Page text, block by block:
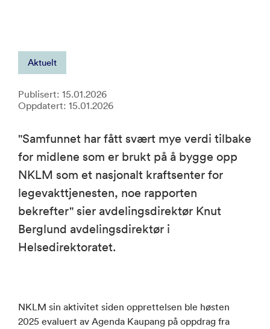
Aktuelt
Publisert: 15.01.2026
Oppdatert: 15.01.2026
"Samfunnet har fått svært mye verdi tilbake
for midlene som er brukt på å bygge opp
NKLM som et nasjonalt kraftsenter for
legevakttjenesten, noe rapporten
bekrefter" sier avdelingsdirektør Knut
Berglund avdelingsdirektør i
Helsedirektoratet.
NKLM sin aktivitet siden opprettelsen ble høsten
2025 evaluert av Agenda Kaupang på oppdrag fra